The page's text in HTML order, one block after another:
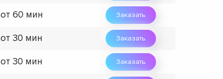
от 60 мин Заказать
от 30 мин Заказать
от 30 мин Заказать